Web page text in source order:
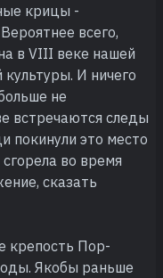
крицы -
всего,
в VIII веке нашей
И ничего
не
встречаются следы
покинули это место
во время
сказать
крепость Пор-
Якобы раньше